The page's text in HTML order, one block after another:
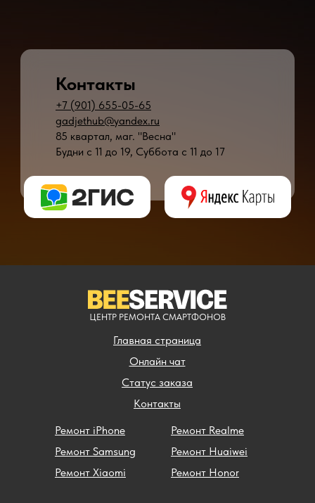
+7 (901) 655-05-65
gadjethub@yandex.ru
85 квартал, маг. "Весна"
Будни с 11 до 19, Суббота с 11 до 17
Контакты
Главная страница
Контакты
Статус заказа
Ремонт iPhone
Ремонт Samsung
Ремонт Xiaomi
Ремонт Realme
Ремонт Huaiwei
Ремонт Honor
* - время ремонта может меняться в зависимости от модели устройства и
Онлайн чат
ЦЕНТР РЕМОНТА СМАРТФОНОВ